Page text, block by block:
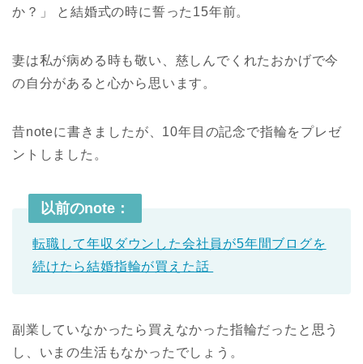
か？」 と結婚式の時に誓った15年前。
妻は私が病める時も敬い、慈しんでくれたおかげで今
の自分があると心から思います。
昔noteに書きましたが、10年目の記念で指輪をプレゼ
ントしました。
以前のnote：
転職して年収ダウンした会社員が5年間ブログを
続けたら結婚指輪が買えた話
副業していなかったら買えなかった指輪だったと思う
し、いまの生活もなかったでしょう。